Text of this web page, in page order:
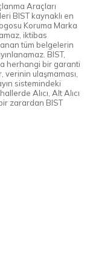
Araçları
BIST kaynaklı en
Koruma Marka
iktibas
tüm belgelerin
BIST,
herhangi bir garanti
verinin ulaşmaması,
sistemindeki
Alıcı, Alt Alıcı
zarardan BIST